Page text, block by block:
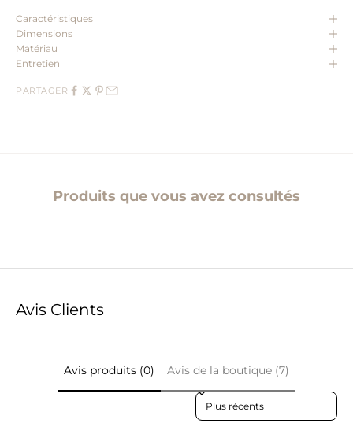
Caractéristiques
Dimensions
Matériau
Entretien
PARTAGER
Produits que vous avez consultés
Avis Clients
Avis produits (0) Avis de la boutique (7)
Sort reviews by